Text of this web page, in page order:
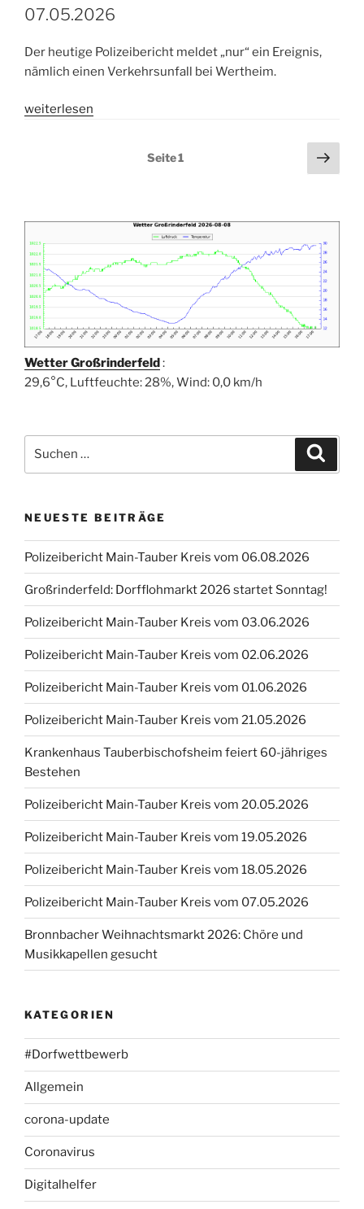
Kreis
18.05.2026“
07.05.2026
Der heutige Polizeibericht meldet „nur“ ein Ereignis,
nämlich einen Verkehrsunfall bei Wertheim.
„Polizeibericht
weiterlesen
Seitennummerierung
Seite1
Wetter Großrinderfeld:
29,6°C, Luftfeuchte: 28%, Wind: 0,0 km/h
nach:
NEUESTE BEITRÄGE
Polizeibericht Main-Tauber Kreis vom 06.08.2026
Großrinderfeld: Dorfflohmarkt 2026 startet Sonntag!
Polizeibericht Main-Tauber Kreis vom 03.06.2026
Polizeibericht Main-Tauber Kreis vom 02.06.2026
Polizeibericht Main-Tauber Kreis vom 01.06.2026
Polizeibericht Main-Tauber Kreis vom 21.05.2026
Krankenhaus Tauberbischofsheim feiert 60-jähriges
Bestehen
Polizeibericht Main-Tauber Kreis vom 20.05.2026
Polizeibericht Main-Tauber Kreis vom 19.05.2026
Polizeibericht Main-Tauber Kreis vom 18.05.2026
Polizeibericht Main-Tauber Kreis vom 07.05.2026
Bronnbacher Weihnachtsmarkt 2026: Chöre und
Musikkapellen gesucht
KATEGORIEN
#Dorfwettbewerb
Allgemein
corona-update
Coronavirus
Digitalhelfer